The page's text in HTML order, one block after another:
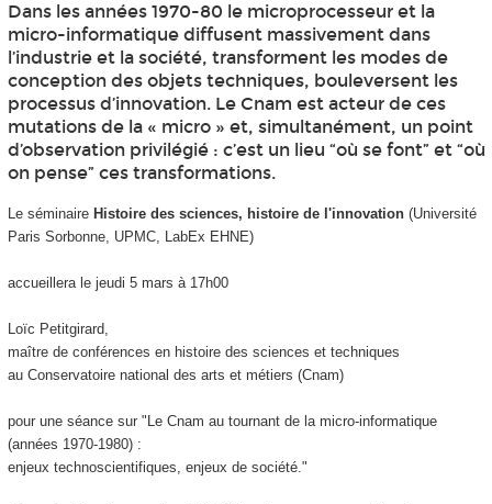
Dans les années 1970-80 le microprocesseur et la
micro-informatique diffusent massivement dans
l’industrie et la société, transforment les modes de
conception des objets techniques, bouleversent les
processus d’innovation. Le Cnam est acteur de ces
mutations de la « micro » et, simultanément, un point
d’observation privilégié : c’est un lieu “où se font” et “où
on pense” ces transformations.
Le séminaire Histoire des sciences, histoire de l'innovation(Université
Paris Sorbonne, UPMC, LabEx EHNE)
accueillera le jeudi 5 mars à 17h00
Loïc Petitgirard,
maître de conférences en histoire des sciences et techniques
au Conservatoire national des arts et métiers (Cnam)
pour une séance sur "Le Cnam au tournant de la micro-informatique
(années 1970-1980) :
enjeux technoscientifiques, enjeux de société."